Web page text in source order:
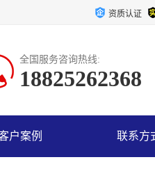
资质认证
全国服务咨询热线:
18825262368
户案例 联系方